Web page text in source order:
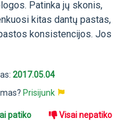
Patinka jų skonis,
kitas dantų pastas,
konsistencijos. Jos
2017.05.04
Prisijunk
patiko Visai nepatiko